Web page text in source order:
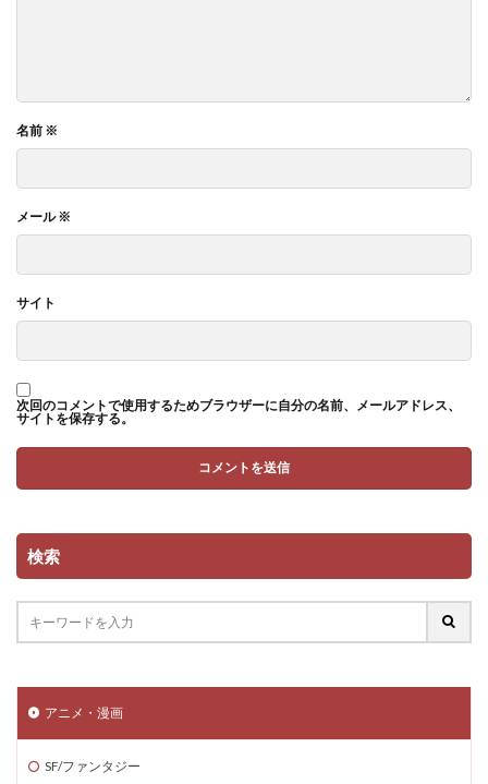
名前 ※
メール※
サイト
次回のコメントで使用するためブラウザーに自分の名前、メールアドレス、
サイトを保存する。
検索
アニメ・漫画
SF/ファンタジー